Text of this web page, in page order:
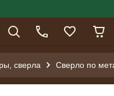
сверла Сверло по